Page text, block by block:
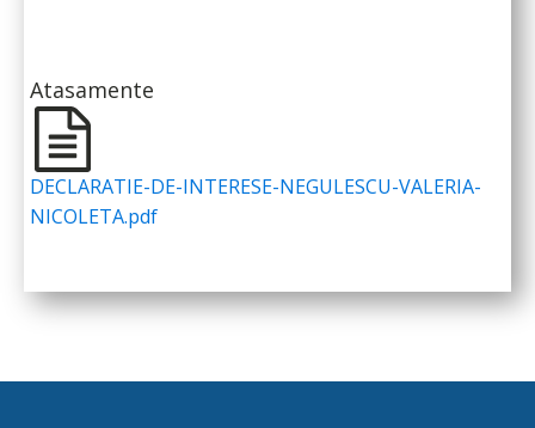
Atasamente
DECLARATIE-DE-INTERESE-NEGULESCU-VALERIA-
NICOLETA.pdf